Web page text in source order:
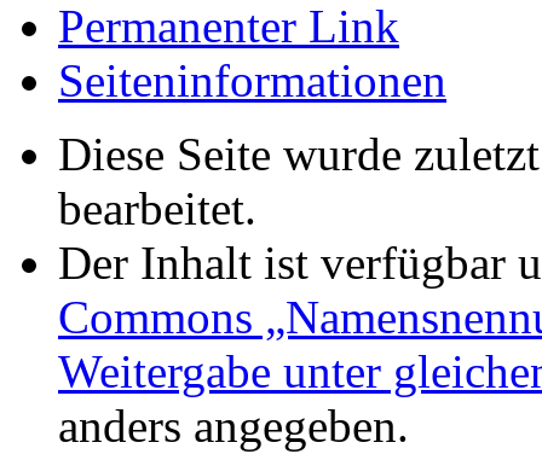
Permanenter Link
Seiten­informationen
Diese Seite wurde
bearbeitet.
Der Inhalt ist verfügbar
Commons
Weitergabe unter
anders angegeben.